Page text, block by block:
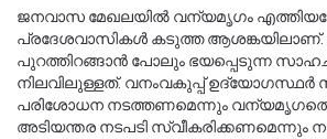
ജനവാസ മേഖലയിൽ വന്യമൃഗം
പ്രദേശവാസികൾ കടുത്ത ആശങ്കയിലാണ്.
പുറത്തിറങ്ങാൻ പോലും ഭയപ്പെടുന്ന
നിലവിലുള്ളത്. വനംവകുപ്പ് ഉദ്യോഗസ്ഥർ
പരിശോധന നടത്തണമെന്നും
അടിയന്തര നടപടി സ്വീകരിക്കണമെന്നും